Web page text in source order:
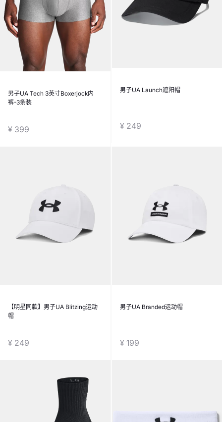
男子UA Tech 3英寸Boxerjock内
裤-3条装
¥ 399
男子UA Launch遮阳帽
¥ 249
【明星同款】男子UA Blitzing运动
帽
¥ 249
男子UA Branded运动帽
¥ 199